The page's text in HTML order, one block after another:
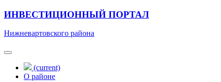
ИНВЕСТИЦИОННЫЙ ПОРТАЛ
Нижневартовского района
(current)
О районе